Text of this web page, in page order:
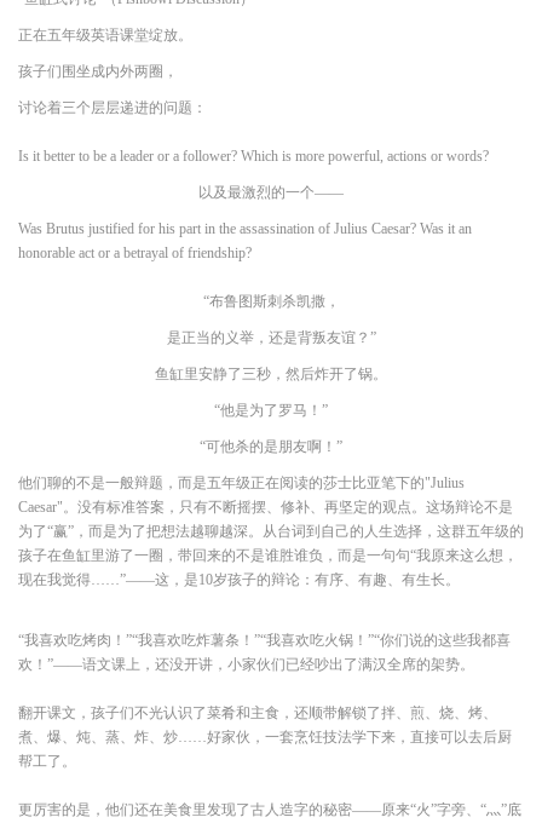
正在五年级英语课堂绽放。
孩子们围坐成内外两圈，
讨论着三个层层递进的问题：
Is it better to be a leader or a follower? Which is more powerful, actions or words?
以及最激烈的一个——
Was Brutus justified for his part in the assassination of Julius Caesar? Was it an
honorable act or a betrayal of friendship?
“布鲁图斯刺杀凯撒，
是正当的义举，还是背叛友谊？”
鱼缸里安静了三秒，然后炸开了锅。
“他是为了罗马！”
“可他杀的是朋友啊！”
他们聊的不是一般辩题，而是五年级正在阅读的莎士比亚笔下的"Julius
Caesar"。没有标准答案，只有不断摇摆、修补、再坚定的观点。这场辩论不是
为了“赢”，而是为了把想法越聊越深。从台词到自己的人生选择，这群五年级的
孩子在鱼缸里游了一圈，带回来的不是谁胜谁负，而是一句句“我原来这么想，
现在我觉得……”——这，是10岁孩子的辩论：有序、有趣、有生长。
“我喜欢吃烤肉！”“我喜欢吃炸薯条！”“我喜欢吃火锅！”“你们说的这些我都喜
欢！”——语文课上，还没开讲，小家伙们已经吵出了满汉全席的架势。
翻开课文，孩子们不光认识了菜肴和主食，还顺带解锁了拌、煎、烧、烤、
煮、爆、炖、蒸、炸、炒……好家伙，一套烹饪技法学下来，直接可以去后厨
帮工了。
更厉害的是，他们还在美食里发现了古人造字的秘密——原来“火”字旁、“灬”底